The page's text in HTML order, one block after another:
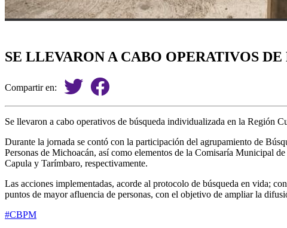
SE LLEVARON A CABO OPERATIVOS
Compartir en:
Se llevaron a cabo operativos de búsqueda individualizada en la Región
Durante la jornada se contó con la participación del agrupamiento de
Personas de Michoacán, así como elementos de la Comisaría Municipal
Capula y Tarímbaro, respectivamente.
Las acciones implementadas, acorde al protocolo de búsqueda en vida;
puntos de mayor afluencia de personas, con el objetivo de ampliar la
#CBPM